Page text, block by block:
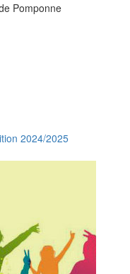
Pomponne
2024/2025